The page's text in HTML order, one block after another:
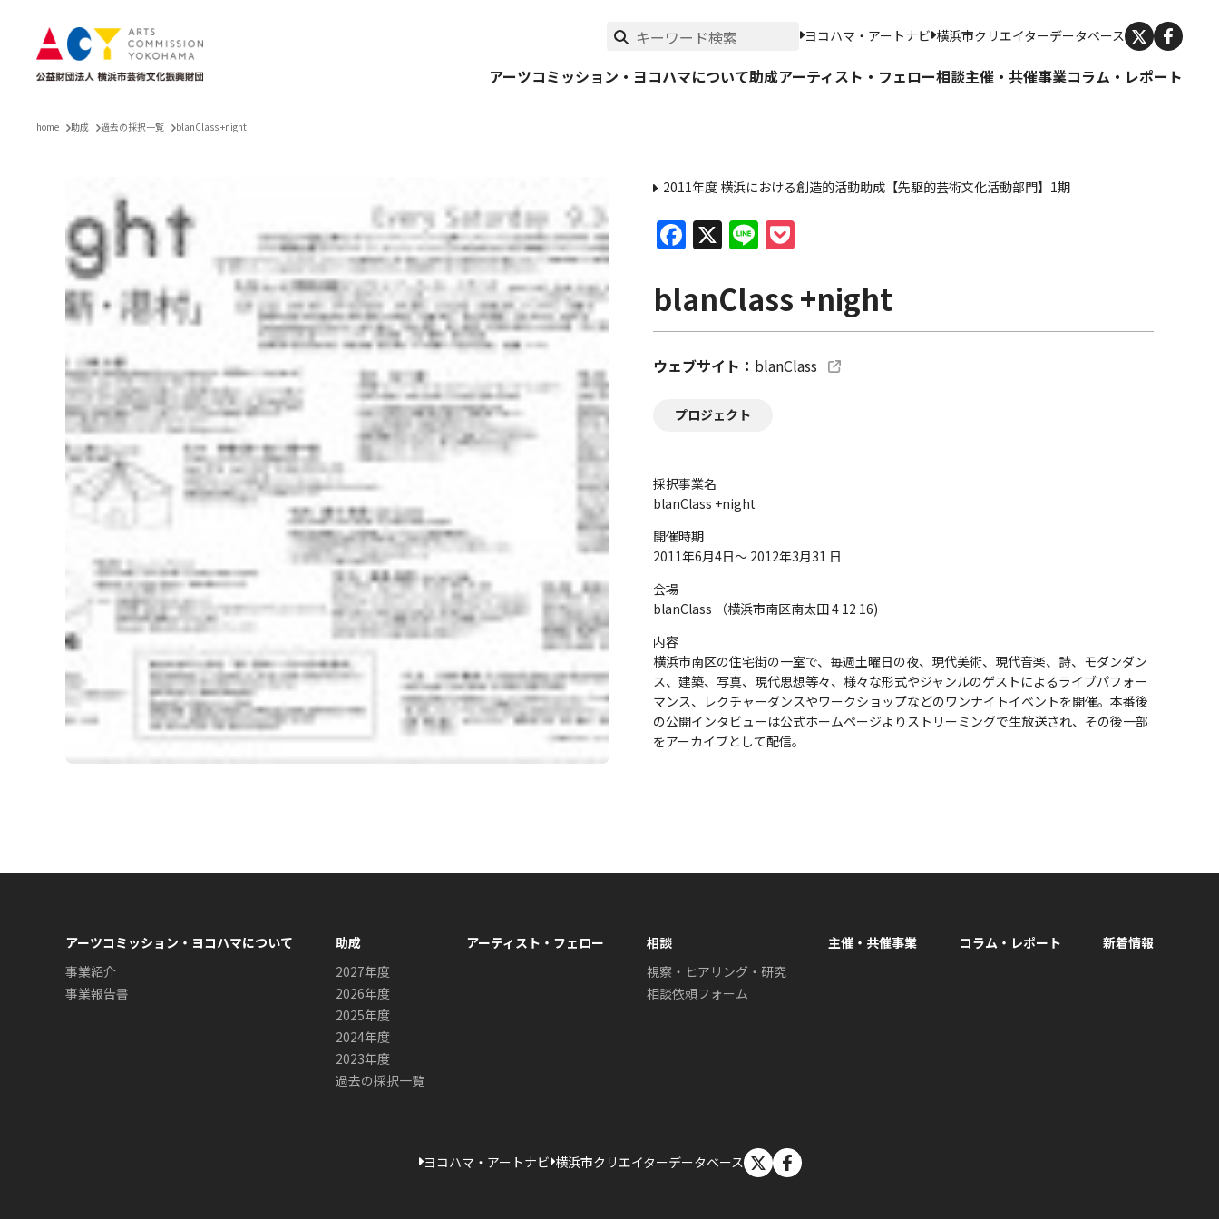
ヨコハマ・アートナビ 横浜市クリエイターデータベース
アーツコミッション・ヨコハマについて助成アーティスト・フェロー相談主催・共催事業コラム・レポート
home 助成 過去の採択一覧 blanClass +night
2011年度 横浜における創造的活動助成【先駆的芸術文化活動部門】1期
Facebook
X Line
blanClass +night
ウェブサイト blanClass
プロジェクト
採択事業名
blanClass +night
開催時期
2011年6月4日～ 2012年3月31 日
会場
blanClass （横浜市南区南太田 4 12 16)
内容
横浜市南区の住宅街の一室で、毎週土曜日の夜、現代美術、現代音楽、詩、モダンダン
ス、建築、写真、現代思想等々、様々な形式やジャンルのゲストによるライブパフォー
マンス、レクチャーダンスやワークショップなどのワンナイトイベントを開催。本番後
の公開インタビューは公式ホームページよりストリーミングで生放送され、その後一部
をアーカイブとして配信。
アーツコミッション・ヨコハマについて
事業紹介
事業報告書
助成
2027年度
2026年度
2025年度
2024年度
2023年度
過去の採択一覧
アーティスト・フェロー
相談
視察・ヒアリング・研究
相談依頼フォーム
主催・共催事業 コラム・レポート 新着情報
ヨコハマ・アートナビ 横浜市クリエイターデータベース X